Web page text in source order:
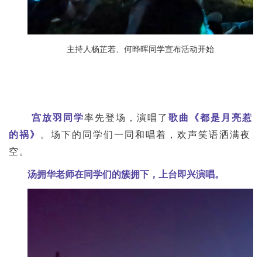
主持人杨芷若、何晔晖同学宣布活动开始
宫放羽同学率先登场，演唱了 歌曲《都是月亮惹
的祸》
。场下的同学们一同和唱着，欢声笑语洒满夜
空。
汤拥华老师在同学们的簇拥下，上台即兴演唱。